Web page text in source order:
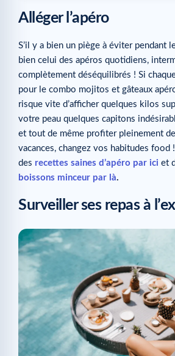
Alléger l’apéro
S’il y a bien un piège à éviter pendant
bien celui des apéros quotidiens,
complètement déséquilibrés ! Si
pour le combo mojitos et gâteaux
risque vite d’afficher quelques kilos
votre peau quelques capitons
et tout de même profiter pleinement
vacances, changez vos habitudes food
des recettes saines d’apéro par ici et
boissons minceur par là.
Surveiller ses repas à